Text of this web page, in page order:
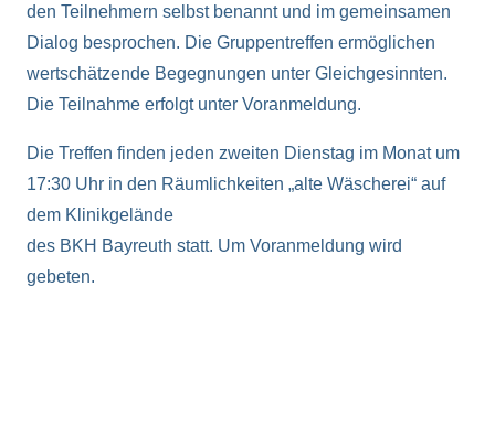
den Teilnehmern selbst benannt und im gemeinsamen
Dialog besprochen. Die Gruppentreffen ermöglichen
wertschätzende Begegnungen unter Gleichgesinnten.
Die Teilnahme erfolgt unter Voranmeldung.
Die Treffen finden jeden zweiten Dienstag im Monat um
17:30 Uhr in den Räumlichkeiten „alte Wäscherei“ auf
dem Klinikgelände
des BKH Bayreuth statt. Um Voranmeldung wird
gebeten.